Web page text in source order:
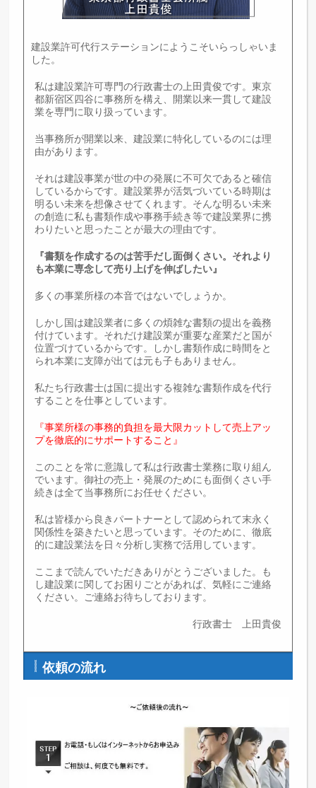
建設業許可代行ステーションにようこそいらっしゃいま
した。
私は建設業許可専門の行政書士の上田貴俊です。東京
都新宿区四谷に事務所を構え、開業以来一貫して建設
業を専門に取り扱っています。
当事務所が開業以来、建設業に特化しているのには理
由があります。
それは建設事業が世の中の発展に不可欠であると確信
しているからです。建設業界が活気づいている時期は
明るい未来を想像させてくれます。そんな明るい未来
の創造に私も書類作成や事務手続き等で建設業界に携
わりたいと思ったことが最大の理由です。
『書類を作成するのは苦手だし面倒くさい。それより
も本業に専念して売り上げを伸ばしたい』
多くの事業所様の本音ではないでしょうか。
しかし国は建設業者に多くの煩雑な書類の提出を義務
付けています。それだけ建設業が重要な産業だと国が
位置づけているからです。しかし書類作成に時間をと
られ本業に支障が出ては元も子もありません。
私たち行政書士は国に提出する複雑な書類作成を代行
することを仕事としています。
『事業所様の事務的負担を最大限カットして売上アッ
プを徹底的にサポートすること』
このことを常に意識して私は行政書士業務に取り組ん
でいます。御社の売上・発展のためにも面倒くさい手
続きは全て当事務所にお任せください。
私は皆様から良きパートナーとして認められて末永く
関係性を築きたいと思っています。そのために、徹底
的に建設業法を日々分析し実務で活用しています。
ここまで読んでいただきありがとうございました。も
し建設業に関してお困りごとがあれば、気軽にご連絡
ください。ご連絡お待ちしております。
行政書士 上田貴俊
依頼の流れ